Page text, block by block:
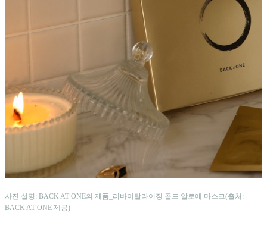
사진 설명: BACK AT ONE의 제품_리바이탈라이징 골드 알로에 마스크(출처:
BACK AT ONE 제공)